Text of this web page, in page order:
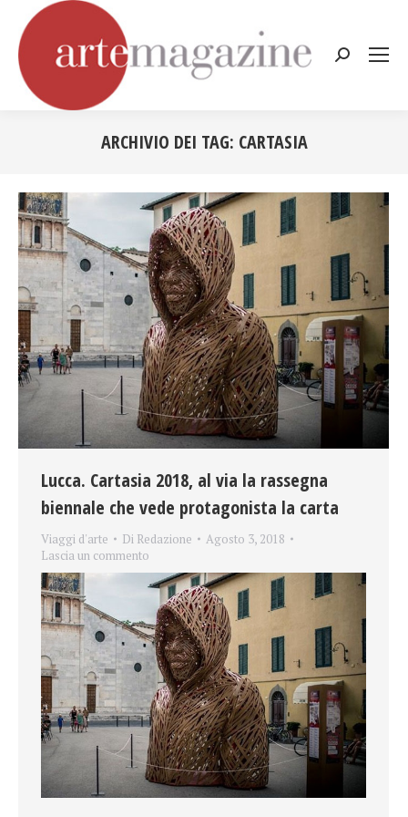
Cerca:
ARCHIVIO DEI TAG: CARTASIA
Lucca. Cartasia 2018, al via la rassegna
biennale che vede protagonista la carta
Viaggi d'arte Di Redazione
Agosto 3, 2018
Lascia un commento